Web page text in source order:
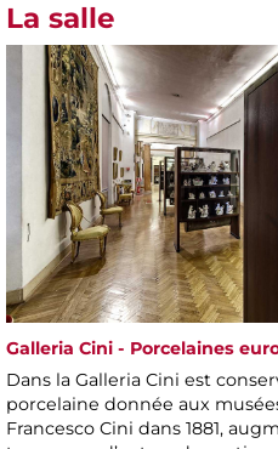
La salle
Galleria Cini - Porcelaines
Dans la Galleria Cini est
porcelaine donnée aux
Francesco Cini dans 1881,